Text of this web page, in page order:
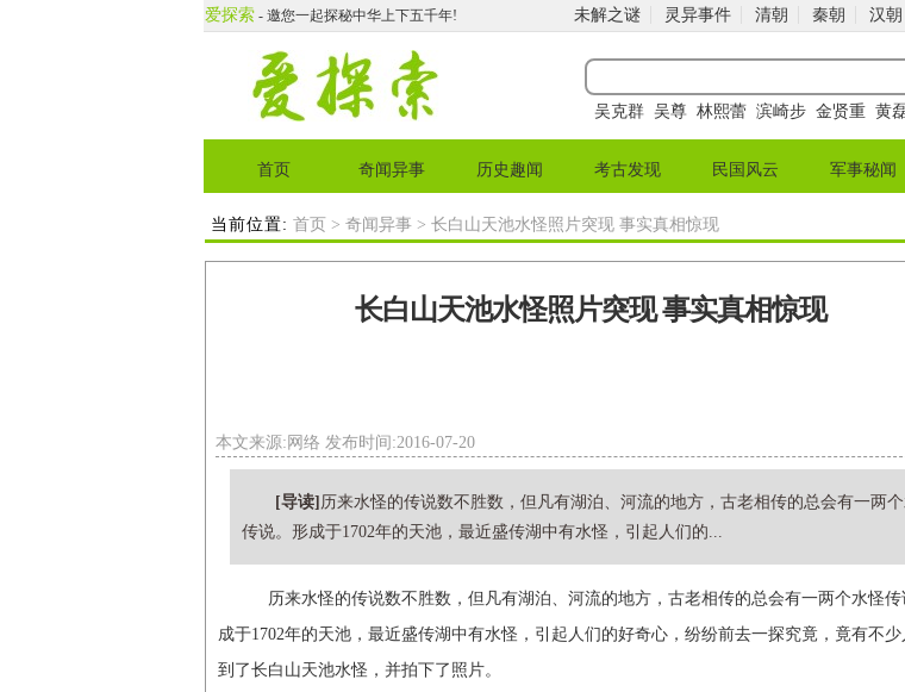
爱探索- 邀您一起探秘中华上下五千年! 未解之谜 灵异事件 清朝 秦朝 汉朝
吴克群 吴尊 林熙蕾 滨崎步 金贤重 黄
首页 奇闻异事 历史趣闻 考古发现 民国风云 军事秘闻
当前位置: 首页 > 奇闻异事 > 长白山天池水怪照片突现 事实真相惊现
长白山天池水怪照片突现 事实真相惊现
本文来源:网络 发布时间:2016-07-20
[导读] 历来水怪的传说数不胜数，但凡有湖泊、河流的地方，古老相传的总会有一两
传说。形成于1702年的天池，最近盛传湖中有水怪，引起人们的...
历来水怪的传说数不胜数，但凡有湖泊、河流的地方，古老相传的总会有一两个水怪传
成于1702年的天池，最近盛传湖中有水怪，引起人们的好奇心，纷纷前去一探究竟，竟有不
到了长白山天池水怪，并拍下了照片。